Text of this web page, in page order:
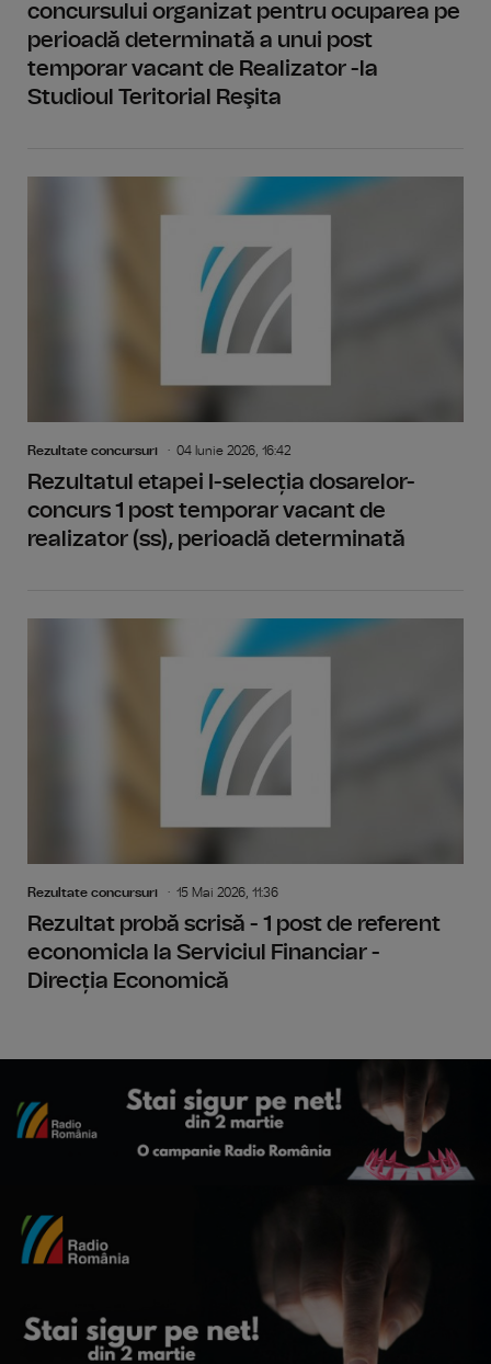
concursului organizat pentru ocuparea pe
perioadă determinată a unui post
temporar vacant de Realizator -la
Studioul Teritorial Reşita
Rezultate concursuri 04 Iunie 2026, 16:42
Rezultatul etapei I-selecția dosarelor-
concurs 1 post temporar vacant de
realizator (ss), perioadă determinată
Rezultate concursuri 15 Mai 2026, 11:36
Rezultat probă scrisă - 1 post de referent
economicla la Serviciul Financiar -
Direcția Economică